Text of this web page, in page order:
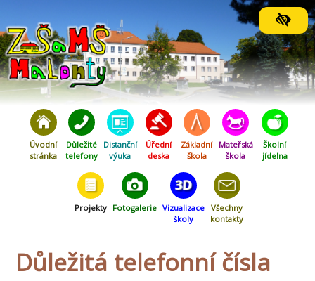
Úvodní
stránka
Důležité
telefony
Distanční
výuka
Úřední
deska
Základní
škola
Mateřská
škola
Školní
jídelna
Projekty Fotogalerie Vizualizace
školy
Všechny
kontakty
Důležitá telefonní čísla